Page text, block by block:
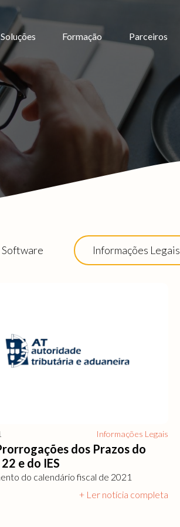
Soluções Formação Parceiros
Software Informações Legais
Informações Legais
dos Prazos do
e do IES
do calendário fiscal de 2021
+ Ler notícia completa